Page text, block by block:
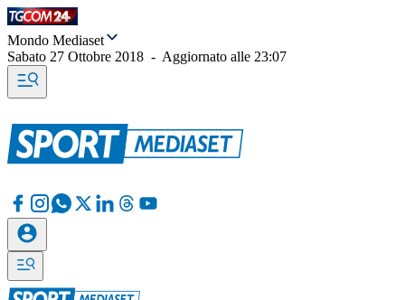
Mondo Mediaset
Sabato 27 Ottobre 2018 - Aggiornato alle 23:07